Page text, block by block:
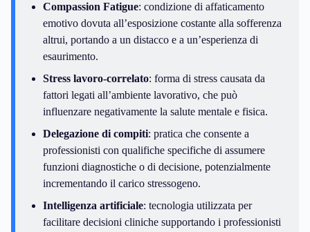
Compassion Fatigue: condizione di affaticamento
emotivo dovuta all’esposizione costante alla sofferenza
altrui, portando a un distacco e a un’esperienza di
esaurimento.
Stress lavoro-correlato: forma di stress causata da
fattori legati all’ambiente lavorativo, che può
influenzare negativamente la salute mentale e fisica.
Delegazione di compiti: pratica che consente a
professionisti con qualifiche specifiche di assumere
funzioni diagnostiche o di decisione, potenzialmente
incrementando il carico stressogeno.
Intelligenza artificiale: tecnologia utilizzata per
facilitare decisioni cliniche supportando i professionisti